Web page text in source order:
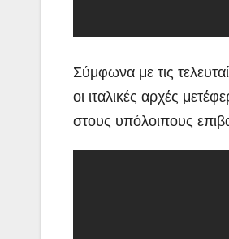
Σύμφωνα με τις
οι ιταλικές αρχές
στους υπόλοιπους